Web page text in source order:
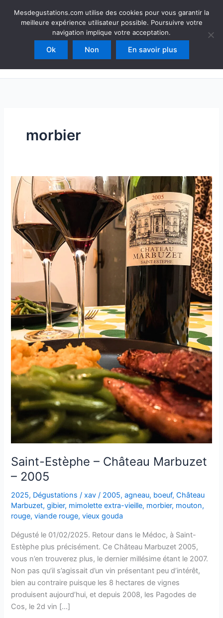
Mesdegustations
Dégustations, accords & autour du vin
Rechercher
morbier
Saint-Estèphe – Château Marbuzet
– 2005
2025, Dégustations /xav/ 2005,agneau, boeuf,Château
Marbuzet,gibier, mimolette extra-vieille, morbier, mouton,
rouge,viande rouge,vieux gouda
Dégusté le 01/02/2025. Retour dans le Médoc, à Saint-
Estèphe plus précisément. Ce Château Marbuzet 2005,
vous n’en trouverez plus, le dernier millésime étant le 2007.
Non pas qu’il s’agissait d’un vin présentant peu d’intérêt,
bien au contraire puisque les 8 hectares de vignes
produisent aujourd’hui, et depuis 2008, les Pagodes de
Cos, le 2d vin […]
Mesdegustations.com utilise des cookies pour vous garantir la
meilleure expérience utilisateur possible. Poursuivre votre
navigation implique votre acceptation.
Ok Non En savoir plus